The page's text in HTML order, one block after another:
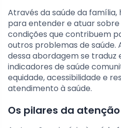
Através da saúde da
para entender e atuar
condições que contribuem
outros problemas de saúde.
dessa abordagem se traduz
indicadores de saúde
equidade, acessibilidade e
atendimento à saúde.
Os pilares da